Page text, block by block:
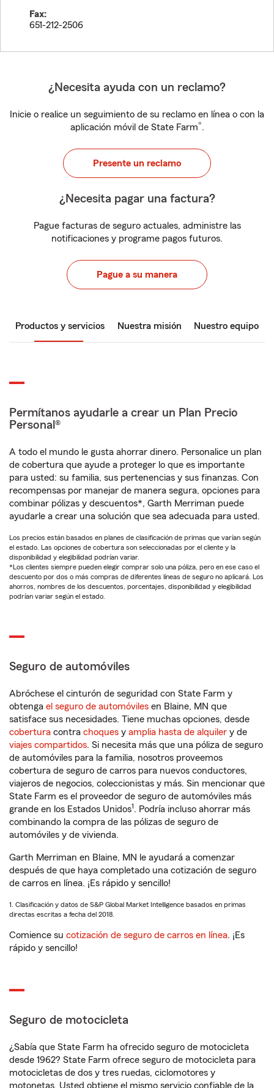
Fax:
651-212-2506
¿Necesita ayuda con un reclamo?
Inicie o realice un seguimiento de su reclamo en línea o con la
aplicación móvil de State Farm®.
Presente un reclamo
¿Necesita pagar una factura?
Pague facturas de seguro actuales, administre las
notificaciones y programe pagos futuros.
Pague a su manera
Productos y servicios Nuestra misión Nuestro equipo
Permítanos ayudarle a crear un Plan Precio
Personal®
A todo el mundo le gusta ahorrar dinero. Personalice un plan
de cobertura que ayude a proteger lo que es importante
para usted: su familia, sus pertenencias y sus finanzas. Con
recompensas por manejar de manera segura, opciones para
combinar pólizas y descuentos*, Garth Merriman puede
ayudarle a crear una solución que sea adecuada para usted.
Los precios están basados en planes de clasificación de primas que varían según
el estado. Las opciones de cobertura son seleccionadas por el cliente y la
disponibilidad y elegibilidad podrían variar.
*Los clientes siempre pueden elegir comprar solo una póliza, pero en ese caso el
descuento por dos o más compras de diferentes líneas de seguro no aplicará. Los
ahorros, nombres de los descuentos, porcentajes, disponibilidad y elegibilidad
podrían variar según el estado.
Seguro de automóviles
Abróchese el cinturón de seguridad con State Farm y
obtenga el seguro de automóviles en Blaine, MN que
satisface sus necesidades. Tiene muchas opciones, desde
cobertura contra choques y amplia hasta de alquiler y de
viajes compartidos. Si necesita más que una póliza de seguro
de automóviles para la familia, nosotros proveemos
cobertura de seguro de carros para nuevos conductores,
viajeros de negocios, coleccionistas y más. Sin mencionar que
State Farm es el proveedor de seguro de automóviles más
grande en los Estados Unidos1. Podría incluso ahorrar más
combinando la compra de las pólizas de seguro de
automóviles y de vivienda.
Garth Merriman en Blaine, MN le ayudará a comenzar
después de que haya completado una cotización de seguro
de carros en línea. ¡Es rápido y sencillo!
1. Clasificación y datos de S&P Global Market Intelligence basados en primas
directas escritas a fecha del 2018.
Comience su cotización de seguro de carros en línea. ¡Es
rápido y sencillo!
Seguro de motocicleta
¿Sabía que State Farm ha ofrecido seguro de motocicleta
desde 1962? State Farm ofrece seguro de motocicleta para
motocicletas de dos y tres ruedas, ciclomotores y
motonetas. Usted obtiene el mismo servicio confiable de la